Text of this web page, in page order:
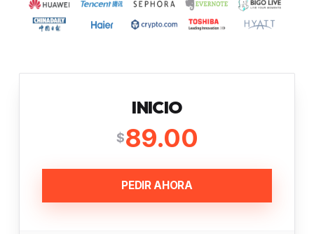
INICIO
$89.00
PEDIR AHORA